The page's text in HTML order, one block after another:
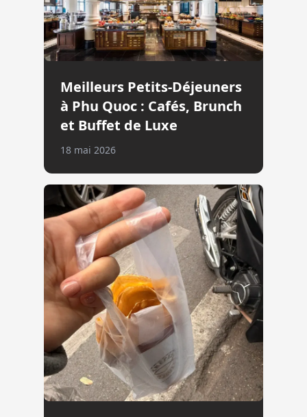
Meilleurs Petits-Déjeuners
à Phu Quoc : Cafés, Brunch
et Buffet de Luxe
18 mai 2026